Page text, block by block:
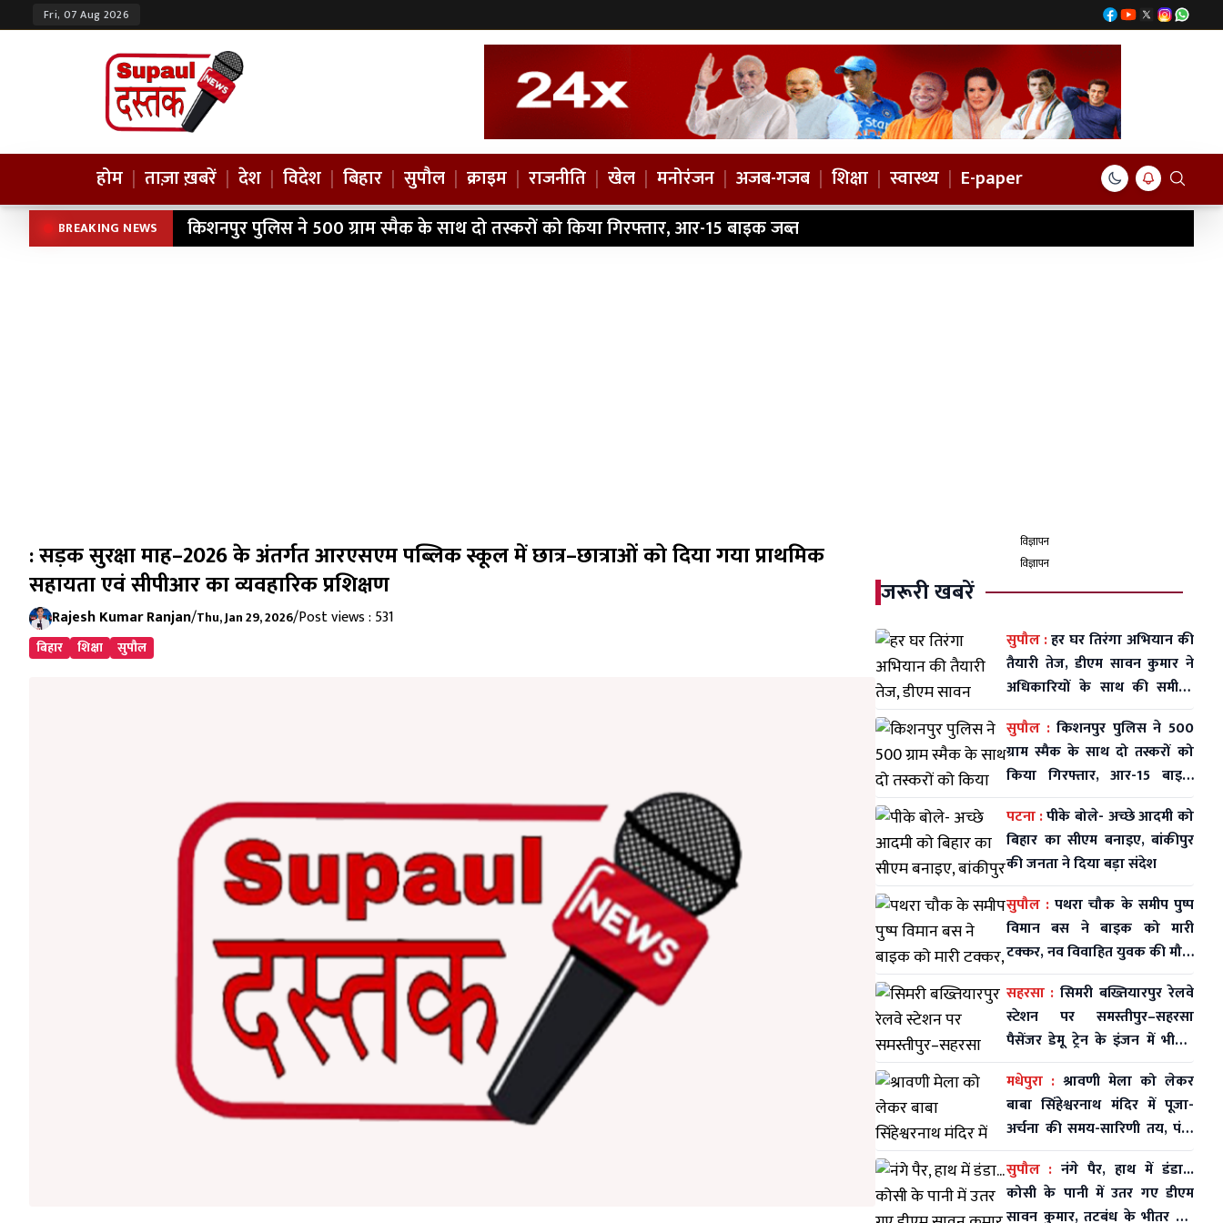
Fri, 07 Aug 2026
होम | ताज़ा ख़बरें | देश | विदेश | बिहार | सुपौल | क्राइम | राजनीति | खेल | मनोरंजन | अजब-गजब | शिक्षा | स्वास्थ्य | E-paper
BREAKING NEWS किशनपुर पुलिस ने 500 ग्राम स्मैक के साथ दो तस्करों को किया गिरफ्तार, आर-15 बाइक जब्त
: सड़क सुरक्षा माह–2026 के अंतर्गत आरएसएम पब्लिक स्कूल में छात्र–छात्राओं को दिया गया प्राथमिक
सहायता एवं सीपीआर का व्यवहारिक प्रशिक्षण
Rajesh Kumar Ranjan/Thu, Jan 29, 2026/Post views : 531
बिहार शिक्षा सुपौल
विज्ञापन
विज्ञापन
जरूरी खबरें
सुपौल :हर घर तिरंगा अभियान की
तैयारी तेज, डीएम सावन कुमार ने
अधिकारियों के साथ की समीक्षा
बैठक
सुपौल : किशनपुर पुलिस ने 500
ग्राम स्मैक के साथ दो तस्करों को
किया गिरफ्तार, आर-15 बाइक
जब्त
पटना :पीके बोले- अच्छे आदमी को
बिहार का सीएम बनाइए, बांकीपुर
की जनता ने दिया बड़ा संदेश
सुपौल : पथरा चौक के समीप पुष्प
विमान बस ने बाइक को मारी
टक्कर, नव विवाहित युवक की मौत;
महिला व मासूम घायल
सहरसा : सिमरी बख्तियारपुर रेलवे
स्टेशन पर समस्तीपुर–सहरसा
पैसेंजर डेमू ट्रेन के इंजन में भीषण
आग
मधेपुरा : श्रावणी मेला को लेकर
बाबा सिंहेश्वरनाथ मंदिर में पूजा-
अर्चना की समय-सारिणी तय, पंडा
समाज की समस्याओं पर भी हुई
चर्चा
सुपौल : नंगे पैर, हाथ में डंडा...
कोसी के पानी में उतर गए डीएम
सावन कुमार, तटबंध के भीतर बसे